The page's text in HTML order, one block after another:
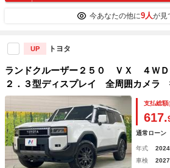
今あなたの他に9人が見
UP トヨタ
ランドクルーザー２５０ ＶＸ ４Ｗ
２．３型ディスプレイ 全周囲カメ
ルーズ 禁煙車 電動リアゲート レザ
エアコン パワーシート ドラレコ コ
ートキー
支払総額
617.
通常ローン
年式
車検
2027